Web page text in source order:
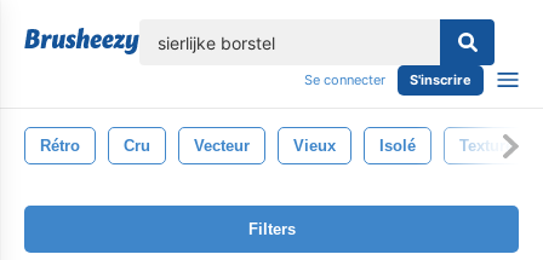
Se connecter S'inscrire
Rétro Cru Vecteur Vieux Isolé Texture
Filters